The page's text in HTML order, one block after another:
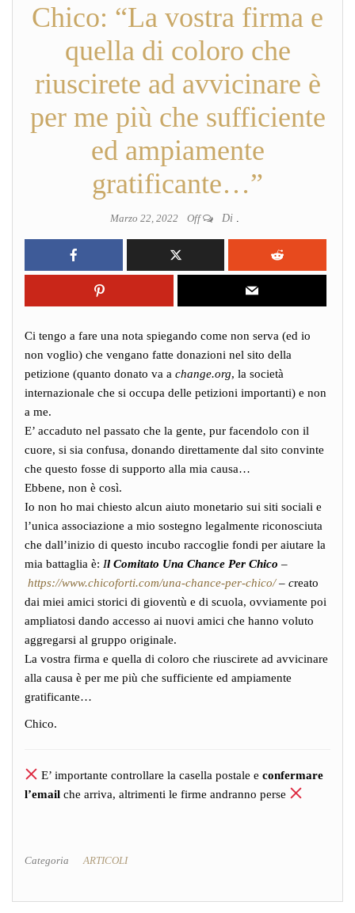
Chico: “La vostra firma e
quella di coloro che
riuscirete ad avvicinare è
per me più che sufficiente
ed ampiamente
gratificante…”
Marzo 22, 2022 Off Di
Ci tengo a fare una nota spiegando come non serva (ed io
non voglio) che vengano fatte donazioni nel sito della
petizione (quanto donato va a change.org, la società
internazionale che si occupa delle petizioni importanti) e non
a me.
E’ accaduto nel passato che la gente, pur facendolo con il
cuore, si sia confusa, donando direttamente dal sito convinte
che questo fosse di supporto alla mia causa…
Ebbene, non è così.
Io non ho mai chiesto alcun aiuto monetario sui siti sociali e
l’unica associazione a mio sostegno legalmente riconosciuta
che dall’inizio di questo incubo raccoglie fondi per aiutare la
mia battaglia è: Il Comitato Una Chance Per Chico –
https://www.chicoforti.com/una-chance-per-chico/– creato
dai miei amici storici di gioventù e di scuola, ovviamente poi
ampliatosi dando accesso ai nuovi amici che hanno voluto
aggregarsi al gruppo originale.
La vostra firma e quella di coloro che riuscirete ad avvicinare
alla causa è per me più che sufficiente ed ampiamente
gratificante…
Chico.
E’ importante controllare la casella postale econfermare
l’email che arriva, altrimenti le firme andranno perse
Categoria ARTICOLI